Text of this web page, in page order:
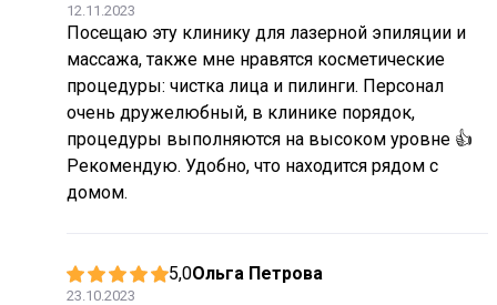
12.11.2023
Посещаю эту клинику для лазерной эпиляции и
массажа, также мне нравятся косметические
процедуры: чистка лица и пилинги. Персонал
очень дружелюбный, в клинике порядок,
процедуры выполняются на высоком уровне 👍
Рекомендую. Удобно, что находится рядом с
домом.
5,0Ольга Петрова
23.10.2023